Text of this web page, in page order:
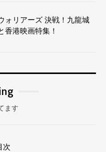
ォリアーズ 決戦！九龍城
香港映画特集！
ます
次